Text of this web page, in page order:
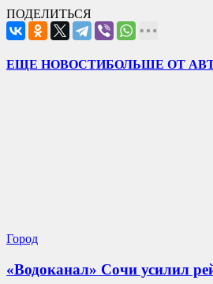
ПОДЕЛИТЬСЯ
ЕЩЕ НОВОСТИБОЛЬШЕ ОТ
Город
«Водоканал» Сочи усилил